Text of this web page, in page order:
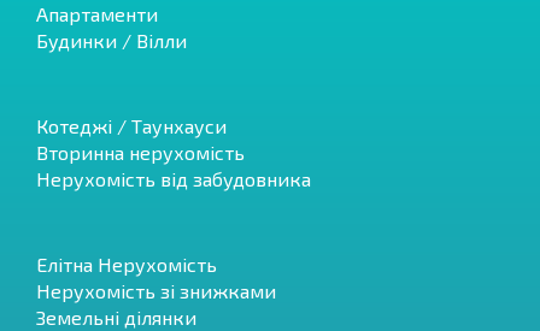
Апартаменти
Будинки / Вілли
Котеджі / Таунхауси
Вторинна нерухомість
Нерухомість від забудовника
Елітна Нерухомість
Нерухомість зі знижками
Земельні ділянки